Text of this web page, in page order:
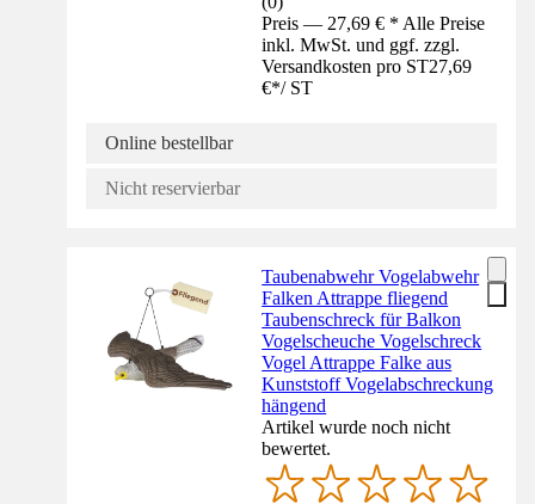
Preis — 27,69 € * Alle Preise
inkl. MwSt. und ggf. zzgl.
Versandkosten pro ST27,69
€*/ ST
Online bestellbar
Nicht reservierbar
Taubenabwehr Vogelabwehr
Falken Attrappe fliegend
Taubenschreck für Balkon
Vogelscheuche Vogelschreck
Vogel Attrappe Falke aus
Kunststoff Vogelabschreckung
hängend
Artikel wurde noch nicht
bewertet.